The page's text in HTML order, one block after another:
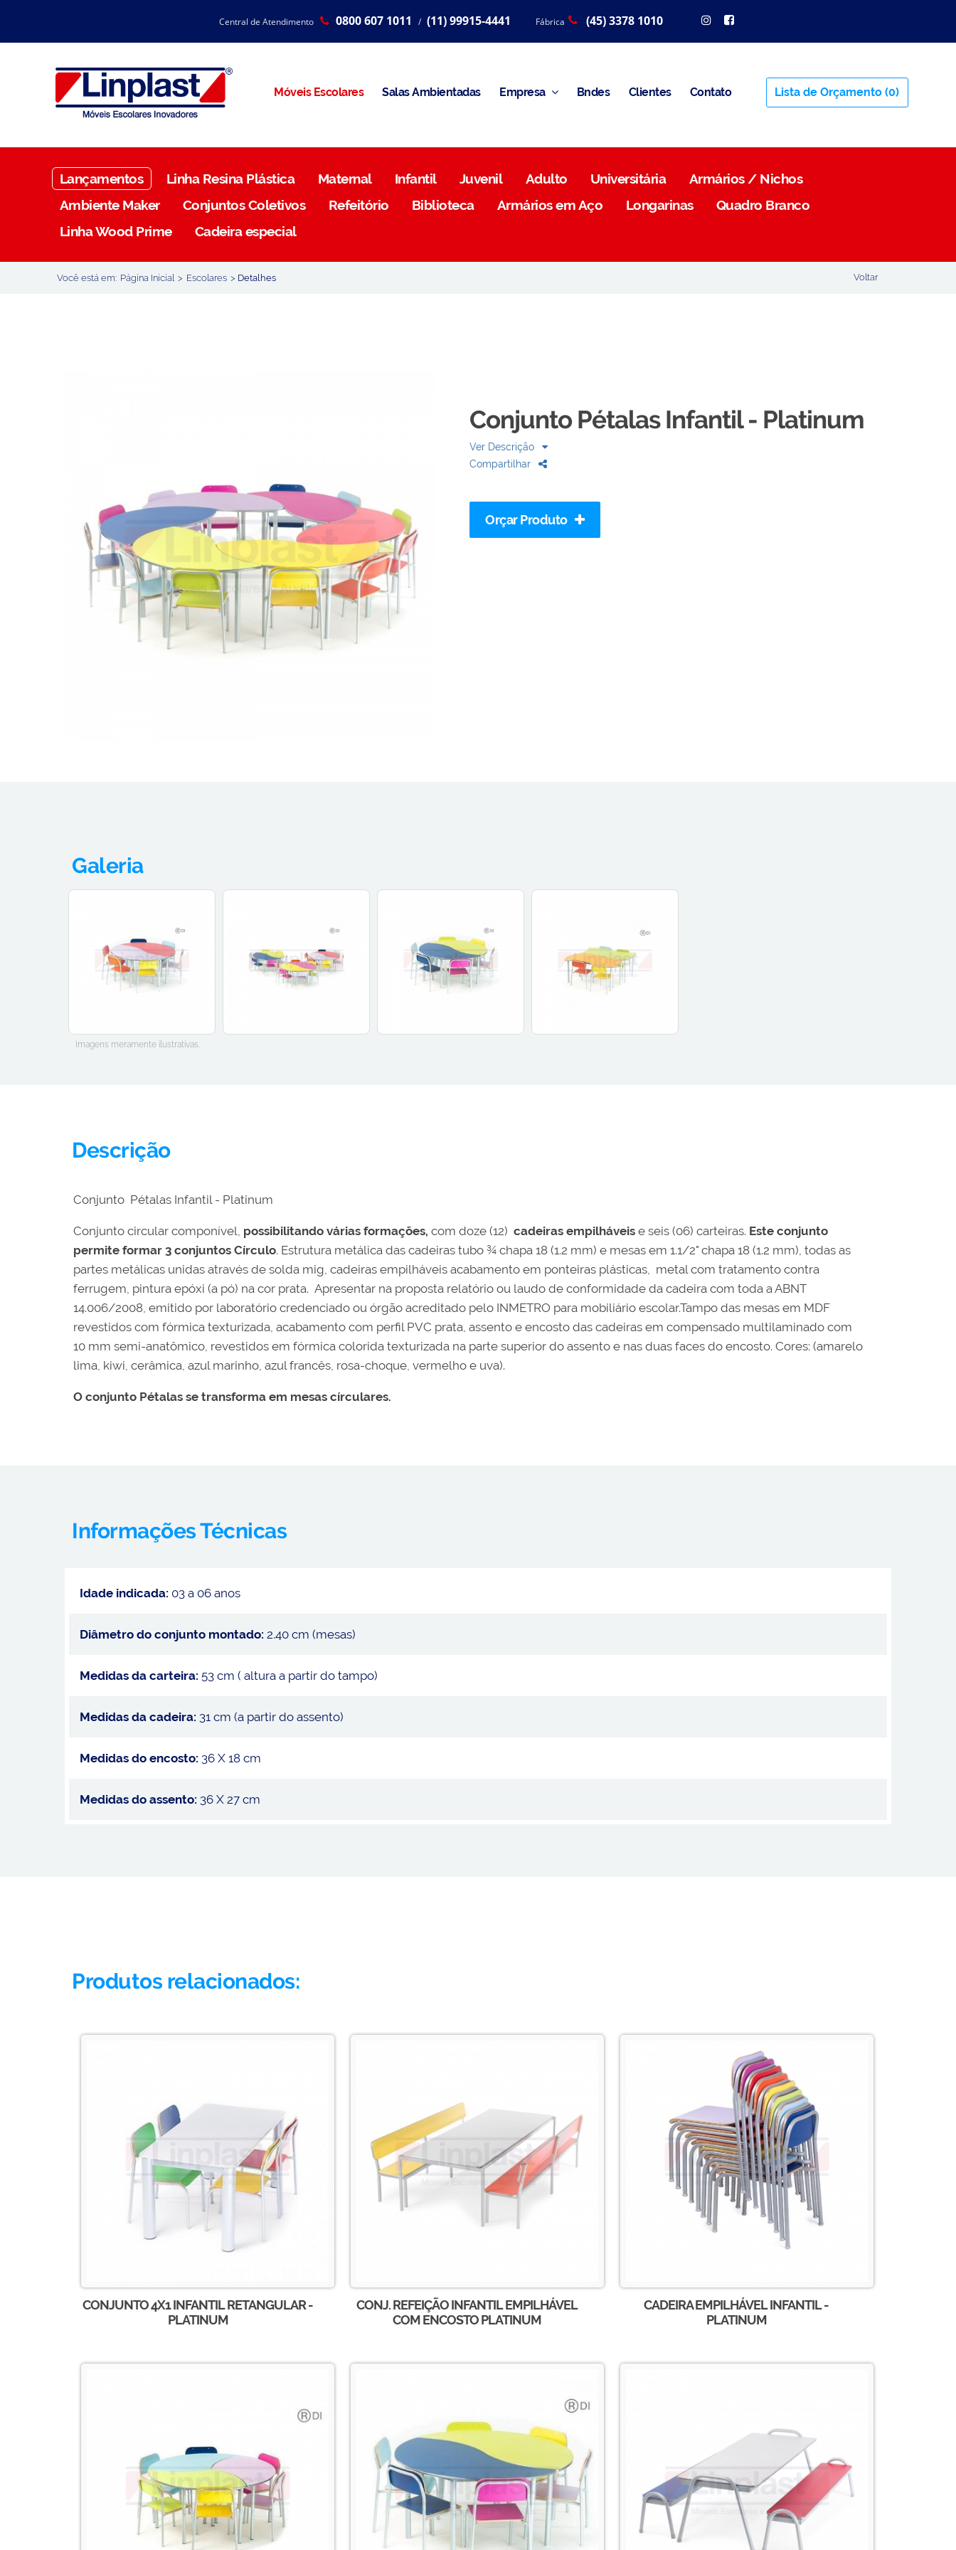
Central de Atendimento 0800 607 1011 / (11) 99915-4441 Fábrica (45) 3378 1010
Móveis Escolares Salas Ambientadas Empresa Bndes Clientes Contato Lista de Orçamento (0)
Lançamentos Linha Resina Plástica Maternal Infantil Juvenil Adulto Universitária
Armários / Nichos
Ambiente Maker
Conjuntos Coletivos Refeitório Biblioteca Armários em Aço Longarinas
Quadro Branco
Linha Wood Prime
Cadeira especial
Você está em: Página Inicial > Escolares > Detalhes Voltar
Conjunto Pétalas Infantil - Platinum
Ver Descrição
Compartilhar
Orçar Produto
Galeria
Imagens meramente ilustrativas.
Descrição
Conjunto Pétalas Infantil - Platinum
Conjunto circular componível, possibilitando várias formações, com doze (12) cadeiras empilháveise seis (06) carteiras. Este conjunto
permite formar 3 conjuntos Círculo. Estrutura metálica das cadeiras tubo ¾ chapa 18 (1.2 mm) e mesas em 1.1/2" chapa 18 (1.2 mm), todas as
partes metálicas unidas através de solda mig, cadeiras empilháveis acabamento em ponteiras plásticas, metal com tratamento contra
ferrugem, pintura epóxi (a pó) na cor prata. Apresentar na proposta relatório ou laudo de conformidade da cadeira com toda a ABNT
14.006/2008, emitido por laboratório credenciado ou órgão acreditado pelo INMETRO para mobiliário escolar.Tampo das mesas em MDF
revestidos com fórmica texturizada, acabamento com perfil PVC prata, assento e encosto das cadeiras em compensado multilaminado com
10 mm semi-anatômico, revestidos em fórmica colorida texturizada na parte superior do assento e nas duas faces do encosto. Cores: (amarelo
lima, kiwi, cerâmica, azul marinho, azul francês, rosa-choque, vermelho e uva).
O conjunto Pétalas se transforma em mesas círculares.
Informações Técnicas
Idade indicada: 03 a 06 anos
Diâmetro do conjunto montado: 2.40 cm (mesas)
Medidas da carteira: 53 cm ( altura a partir do tampo)
Medidas da cadeira: 31 cm (a partir do assento)
Medidas do encosto: 36 X 18 cm
Medidas do assento: 36 X 27 cm
Produtos relacionados:
CONJUNTO 4X1 INFANTIL RETANGULAR -
PLATINUM
CONJ. REFEIÇÃO INFANTIL EMPILHÁVEL
COM ENCOSTO PLATINUM
CADEIRA EMPILHÁVEL INFANTIL -
PLATINUM
Linha Resina Plástica
Universitária
Armários / Nichos
Conjuntos Coletivos
SOBRE A EMPRESA